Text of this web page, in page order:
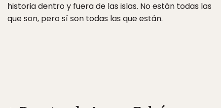
historia dentro y fuera de las islas. No están todas las
que son, pero sí son todas las que están.